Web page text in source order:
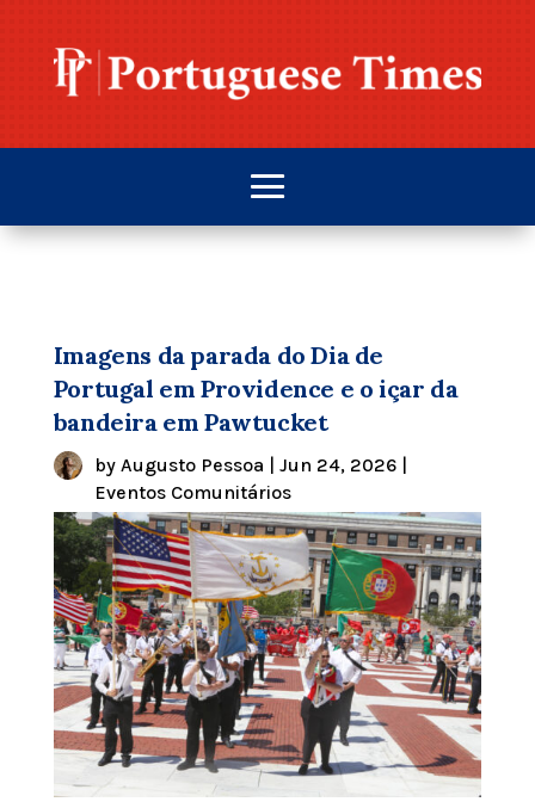
Imagens da parada do Dia de
Portugal em Providence e o içar da
bandeira em Pawtucket
by Augusto Pessoa | Jun 24, 2026|
Eventos Comunitários